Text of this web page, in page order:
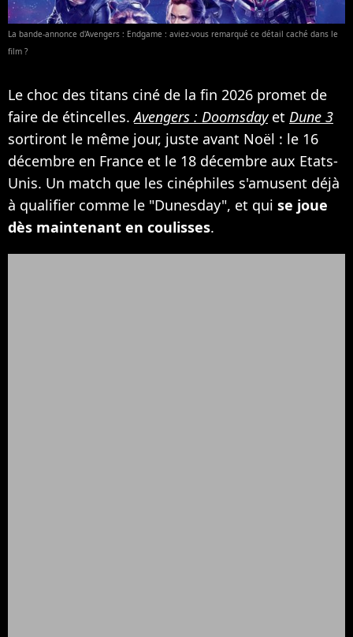
La bande-annonce d'Avengers : Endgame : aviez-vous remarqué ce détail caché dans le
film ?
Le choc des titans ciné de la fin 2026 promet de
faire de étincelles.Avengers : Doomsdayet Dune 3
sortiront le même jour, juste avant Noël : le 16
décembre en France et le 18 décembre aux Etats-
Unis. Un match que les cinéphiles s'amusent déjà
à qualifier comme le "Dunesday", et qui se joue
dès maintenant en coulisses.